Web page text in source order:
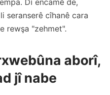
seranserê cîhanê cara
rewşa "zehmet".
aborî,
jî nabe